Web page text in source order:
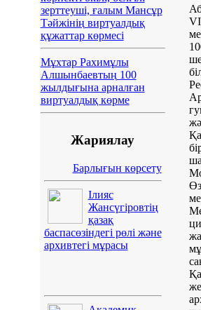
зерттеуші, ғалым Мансұр
Тәйжінің виртуалдық
құжаттар көрмесі
Мұхтар Рахимұлы
Алшынбаевтың 100
жылдығына арналған
виртуалдық көрме
Жариялау
Барлығын көрсету
Ілияс
Жансүгіровтің
қазақ
баспасөзіндегі рөлі және
архивтегі мұрасы